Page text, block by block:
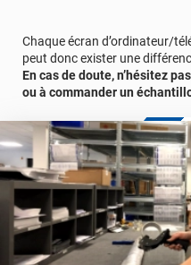
d'échantillons gratuite.
Chaque écran d’ordinateur/
peut donc exister une
En cas de doute, n’hésitez
ou à commander un